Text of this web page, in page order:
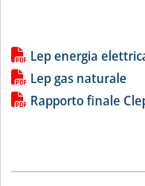
Lista allegati PDF
Lep energia
Lep gas naturale
Rapporto finale